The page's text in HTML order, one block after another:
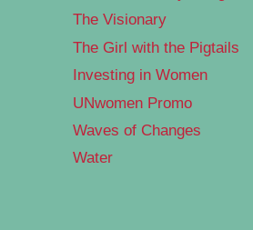
The Visionary
The Girl with the Pigtails
Investing in Women
UNwomen Promo
Waves of Changes
Water